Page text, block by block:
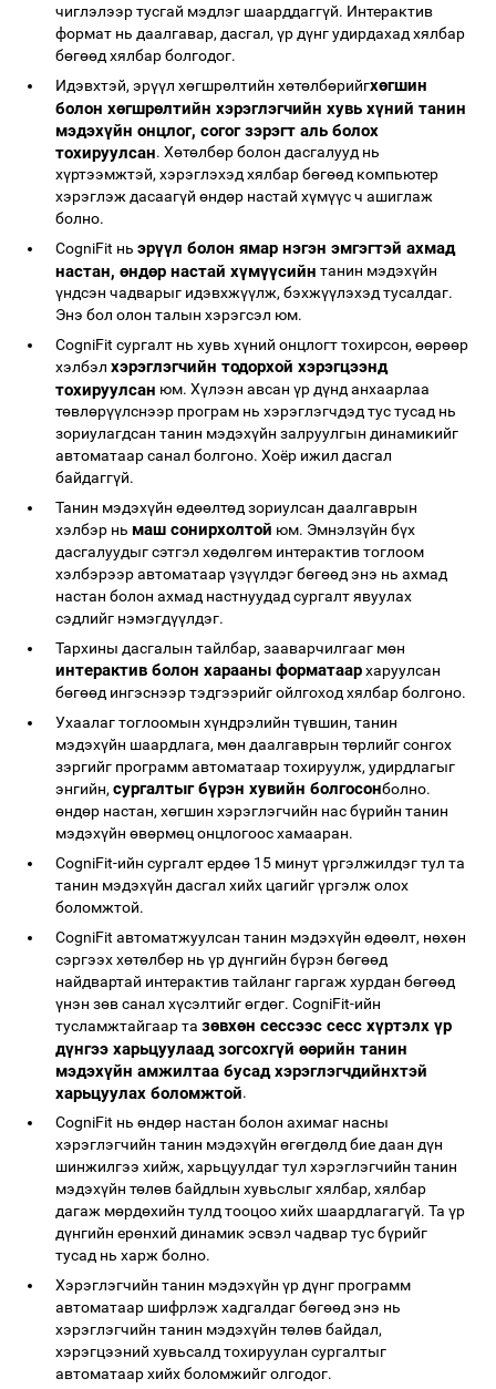
чиглэлээр тусгай мэдлэг шаарддаггүй. Интерактив
формат нь даалгавар, дасгал, үр дүнг удирдахад хялбар
бөгөөд хялбар болгодог.
Идэвхтэй, эрүүл хөгшрөлтийн хөтөлбөрийгхөгшин
болон хөгшрөлтийн хэрэглэгчийн хувь хүний ​​танин
мэдэхүйн онцлог, согог зэрэгт аль болох
тохируулсан. Хөтөлбөр болон дасгалууд нь
хүртээмжтэй, хэрэглэхэд хялбар бөгөөд компьютер
хэрэглэж дасаагүй өндөр настай хүмүүс ч ашиглаж
болно.
CogniFit ньэрүүл болон ямар нэгэн эмгэгтэй ахмад
настан, өндөр настай хүмүүсийн танин мэдэхүйн
үндсэн чадварыг идэвхжүүлж, бэхжүүлэхэд тусалдаг.
Энэ бол олон талын хэрэгсэл юм.
CogniFit сургалт нь хувь хүний ​​онцлогт тохирсон, өөрөөр
хэлбэлхэрэглэгчийн тодорхой хэрэгцээнд
тохируулсан юм. Хүлээн авсан үр дүнд анхаарлаа
төвлөрүүлснээр програм нь хэрэглэгчдэд тус тусад нь
зориулагдсан танин мэдэхүйн залруулгын динамикийг
автоматаар санал болгоно. Хоёр ижил дасгал
байдаггүй.
Танин мэдэхүйн өдөөлтөд зориулсан даалгаврын
хэлбэр нь маш сонирхолтой юм. Эмнэлзүйн бүх
дасгалуудыг сэтгэл хөдөлгөм интерактив тоглоом
хэлбэрээр автоматаар үзүүлдэг бөгөөд энэ нь ахмад
настан болон ахмад настнуудад сургалт явуулах
сэдлийг нэмэгдүүлдэг.
Тархины дасгалын тайлбар, зааварчилгааг мөн
интерактив болон харааны форматаархаруулсан
бөгөөд ингэснээр тэдгээрийг ойлгоход хялбар болгоно.
Ухаалаг тоглоомын хүндрэлийн түвшин, танин
мэдэхүйн шаардлага, мөн даалгаврын төрлийг сонгох
зэргийг программ автоматаар тохируулж, удирдлагыг
энгийн,сургалтыг бүрэн хувийн болгосонболно.
өндөр настан, хөгшин хэрэглэгчийн нас бүрийн танин
мэдэхүйн өвөрмөц онцлогоос хамааран.
CogniFit-ийн сургалт ердөө 15 минут үргэлжилдэг тул та
танин мэдэхүйн дасгал хийх цагийг үргэлж олох
боломжтой.
CogniFit автоматжуулсан танин мэдэхүйн өдөөлт, нөхөн
сэргээх хөтөлбөр нь үр дүнгийн бүрэн бөгөөд
найдвартай интерактив тайланг гаргаж хурдан бөгөөд
үнэн зөв санал хүсэлтийг өгдөг. CogniFit-ийн
тусламжтайгаар тазөвхөн сессээс сесс хүртэлх үр
дүнгээ харьцуулаад зогсохгүй өөрийн танин
мэдэхүйн амжилтаа бусад хэрэглэгчдийнхтэй
харьцуулах боломжтой.
CogniFit нь өндөр настан болон ахимаг насны
хэрэглэгчийн танин мэдэхүйн өгөгдөлд бие даан дүн
шинжилгээ хийж, харьцуулдаг тул хэрэглэгчийн танин
мэдэхүйн төлөв байдлын хувьслыг хялбар, хялбар
дагаж мөрдөхийн тулд тооцоо хийх шаардлагагүй. Та үр
дүнгийн ерөнхий динамик эсвэл чадвар тус бүрийг
тусад нь харж болно.
Хэрэглэгчийн танин мэдэхүйн үр дүнг программ
автоматаар шифрлэж хадгалдаг бөгөөд энэ нь
хэрэглэгчийн танин мэдэхүйн төлөв байдал,
хэрэгцээний хувьсалд тохируулан сургалтыг
автоматаар хийх боломжийг олгодог.